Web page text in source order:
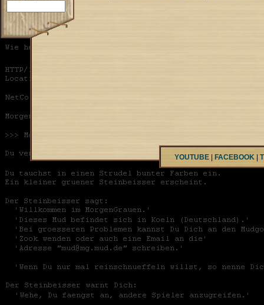
YOUTUBE FACEBOOK